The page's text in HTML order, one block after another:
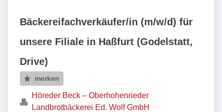
Bäckereifachverkäufer/in (m/w/d) für
unsere Filiale in Haßfurt (Godelstatt,
Drive)
merken
Höreder Beck – Oberhohenrieder
Landbrotbäckerei Ed. Wolf GmbH